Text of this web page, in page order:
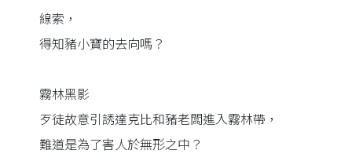
線索，
得知豬小寶的去向嗎？
霧林黑影
歹徒故意引誘達克比和豬老闆進入霧林帶，
難道是為了害人於無形之中？